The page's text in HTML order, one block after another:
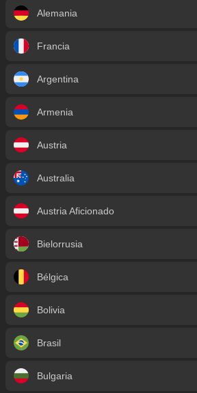
Alemania
Francia
Argentina
Armenia
Austria
Australia
Austria Aficionado
Bielorrusia
Bélgica
Bolivia
Brasil
Bulgaria